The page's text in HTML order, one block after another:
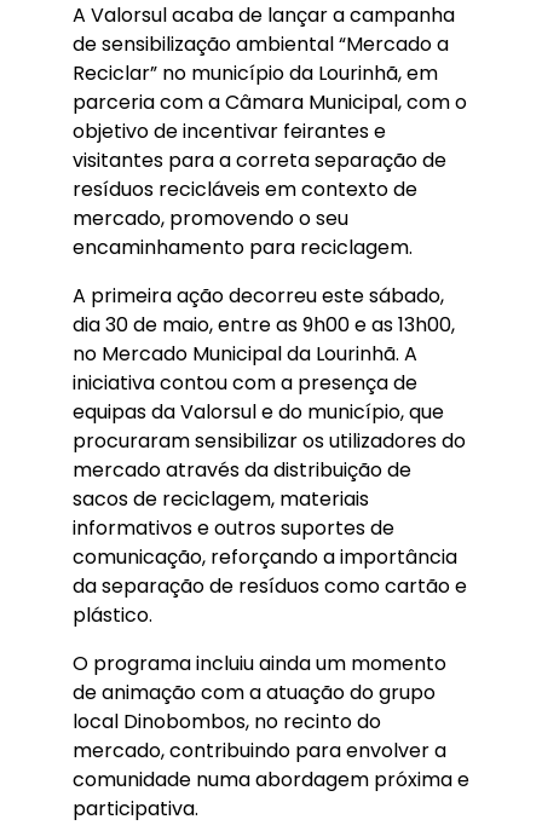
A Valorsul acaba de lançar a campanha
de sensibilização ambiental “Mercado a
Reciclar” no município da Lourinhã, em
parceria com a Câmara Municipal, com o
objetivo de incentivar feirantes e
visitantes para a correta separação de
resíduos recicláveis em contexto de
mercado, promovendo o seu
encaminhamento para reciclagem.
A primeira ação decorreu este sábado,
dia 30 de maio, entre as 9h00 e as 13h00,
no Mercado Municipal da Lourinhã. A
iniciativa contou com a presença de
equipas da Valorsul e do município, que
procuraram sensibilizar os utilizadores do
mercado através da distribuição de
sacos de reciclagem, materiais
informativos e outros suportes de
comunicação, reforçando a importância
da separação de resíduos como cartão e
plástico.
O programa incluiu ainda um momento
de animação com a atuação do grupo
local Dinobombos, no recinto do
mercado, contribuindo para envolver a
comunidade numa abordagem próxima e
participativa.